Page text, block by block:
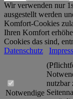
Wir verwenden nur
ausgestellt werden
Komfort-Cookies
Ihren Komfort
Cookies das sind,
Datenschutz
Notwendige
nutzbar